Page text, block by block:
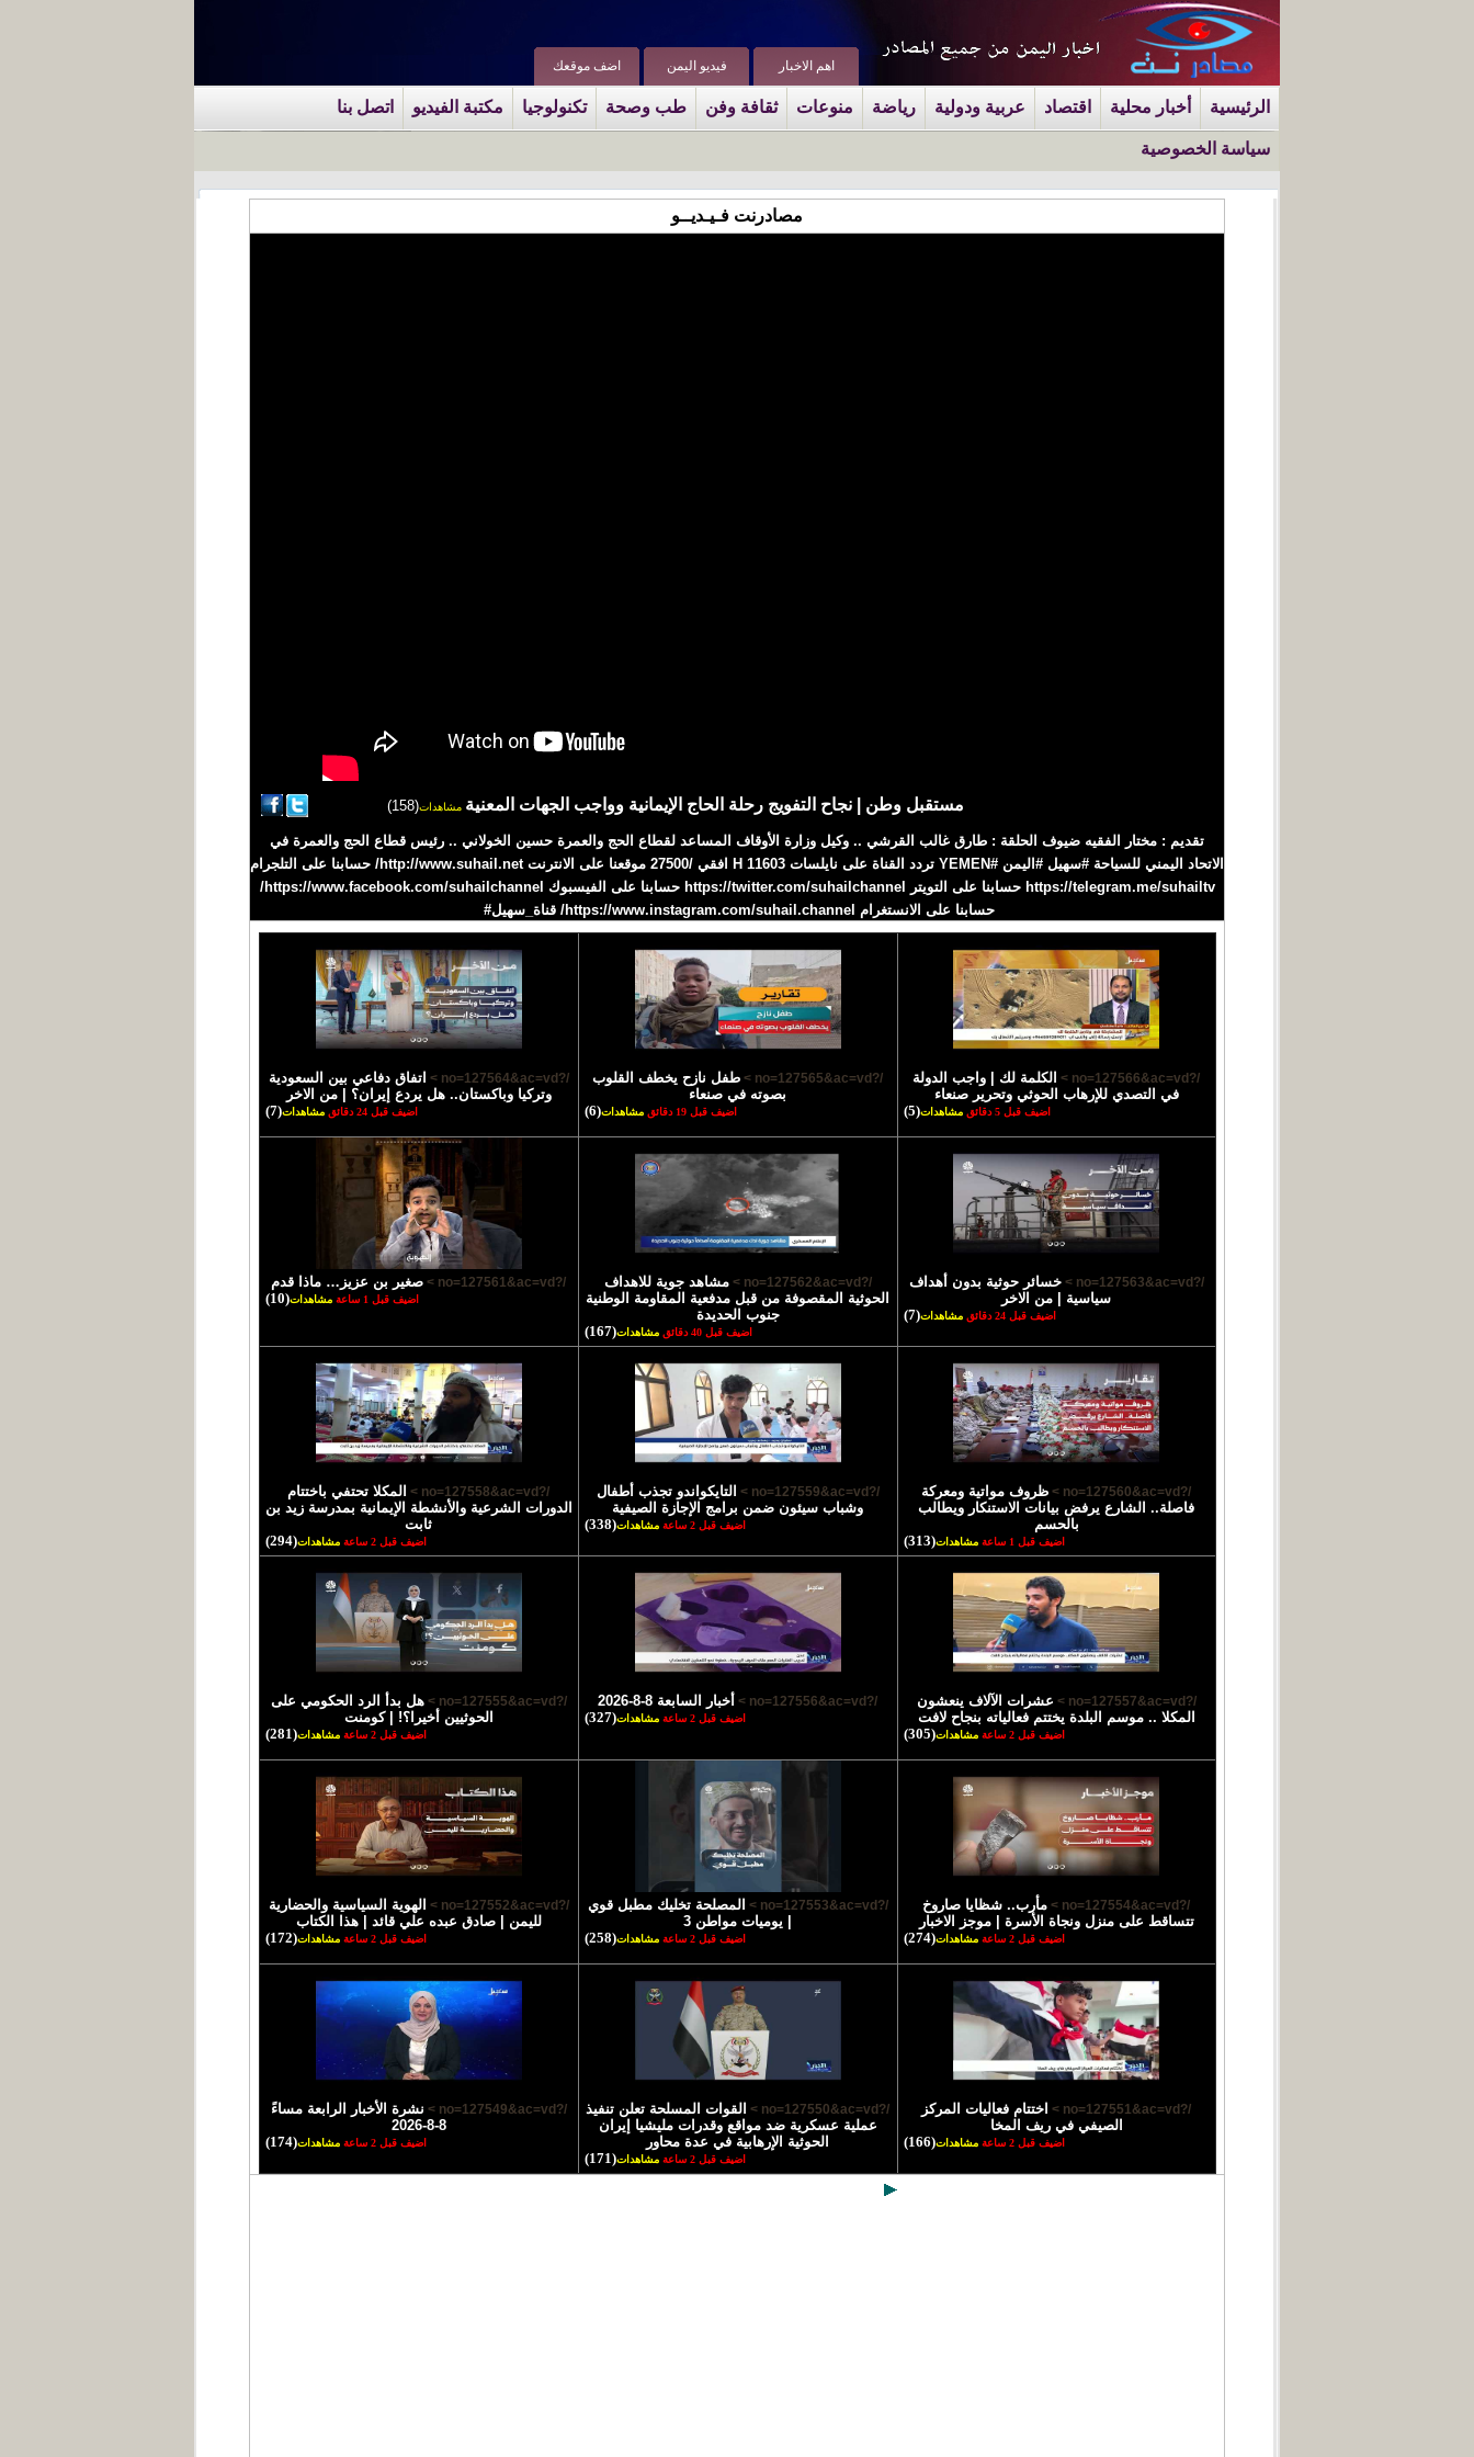
اضف موقعك فيديو اليمن اهم الاخبار
الرئيسية أخبار محلية اقتصاد عربية ودولية رياضة منوعات ثقافة وفن طب وصحة تكنولوجيا مكتبة الفيديو اتصل بنا
سياسة الخصوصية
مصادرنت فـيـديــو
مستقبل وطن | نجاح التفويج رحلة الحاج الإيمانية وواجب الجهات المعنية مشاهدات(158)
تقديم : مختار الفقيه ضيوف الحلقة : طارق غالب القرشي .. وكيل وزارة الأوقاف المساعد لقطاع الحج والعمرة حسين الخولاني .. رئيس قطاع الحج والعمرة في
الاتحاد اليمني للسياحة #سهيل #اليمن #YEMEN تردد القناة على نايلسات 11603 H افقي /27500 موقعنا على الانترنت http://www.suhail.net/ حسابنا على التلجرام
https://telegram.me/suhailtv حسابنا على التويتر https://twitter.com/suhailchannel حسابنا على الفيسبوك https://www.facebook.com/suhailchannel/
حسابنا على الانستغرام https://www.instagram.com/suhail.channel/ قناة_سهيل# ‪
/?no=127566&ac=vd >
الكلمة لك | واجب الدولة
في التصدي للإرهاب الحوثي وتحرير صنعاء
اضيف قبل 5 دقائق مشاهدات(5)
/?no=127565&ac=vd >
طفل نازح يخطف القلوب
بصوته في صنعاء
اضيف قبل 19 دقائق مشاهدات(6)
/?no=127564&ac=vd >
اتفاق دفاعي بين السعودية
وتركيا وباكستان.. هل يردع إيران؟ | من الاخر
اضيف قبل 24 دقائق مشاهدات(7)
/?no=127563&ac=vd >
خسائر حوثية بدون أهداف
سياسية | من الاخر
اضيف قبل 24 دقائق مشاهدات(7)
/?no=127562&ac=vd >
مشاهد جوية للاهداف
الحوثية المقصوفة من قبل مدفعية المقاومة الوطنية
جنوب الحديدة
اضيف قبل 40 دقائق مشاهدات(167)
/?no=127561&ac=vd > صغير بن عزيز… ماذا قدم
اضيف قبل 1 ساعة مشاهدات(10)
/?no=127560&ac=vd >
ظروف مواتية ومعركة
فاصلة.. الشارع يرفض بيانات الاستنكار ويطالب
بالحسم
اضيف قبل 1 ساعة مشاهدات(313)
/?no=127559&ac=vd >
التايكواندو تجذب أطفال
وشباب سيئون ضمن برامج الإجازة الصيفية
اضيف قبل 2 ساعة مشاهدات(338)
/?no=127558&ac=vd >
المكلا تحتفي باختتام
الدورات الشرعية والأنشطة الإيمانية بمدرسة زيد بن
ثابت
اضيف قبل 2 ساعة مشاهدات(294)
/?no=127557&ac=vd >
عشرات الآلاف ينعشون
المكلا .. موسم البلدة يختتم فعالياته بنجاح لافت
اضيف قبل 2 ساعة مشاهدات(305)
/?no=127556&ac=vd > أخبار السابعة 8-8-2026
اضيف قبل 2 ساعة مشاهدات(327)
/?no=127555&ac=vd >
هل بدأ الرد الحكومي على
الحوثيين أخيرا؟! | كومنت
اضيف قبل 2 ساعة مشاهدات(281)
/?no=127554&ac=vd >
مأرب.. شظايا صاروخ
تتساقط على منزل ونجاة الأسرة | موجز الاخبار
اضيف قبل 2 ساعة مشاهدات(274)
/?no=127553&ac=vd >
المصلحة تخليك مطبل قوي
| يوميات مواطن 3
اضيف قبل 2 ساعة مشاهدات(258)
/?no=127552&ac=vd >
الهوية السياسية والحضارية
لليمن | صادق عبده علي قائد | هذا الكتاب
اضيف قبل 2 ساعة مشاهدات(172)
/?no=127551&ac=vd >
اختتام فعاليات المركز
الصيفي في ريف المخا
اضيف قبل 2 ساعة مشاهدات(166)
/?no=127550&ac=vd >
القوات المسلحة تعلن تنفيذ
عملية عسكرية ضد مواقع وقدرات مليشيا إيران
الحوثية الإرهابية في عدة محاور
اضيف قبل 2 ساعة مشاهدات(171)
/?no=127549&ac=vd >
نشرة الأخبار الرابعة مساءً
8-8-2026
اضيف قبل 2 ساعة مشاهدات(174)